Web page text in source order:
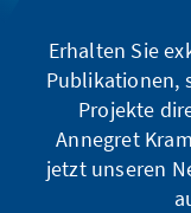
Erhalten Sie
Publikationen,
Projekte
Annegret
jetzt unseren